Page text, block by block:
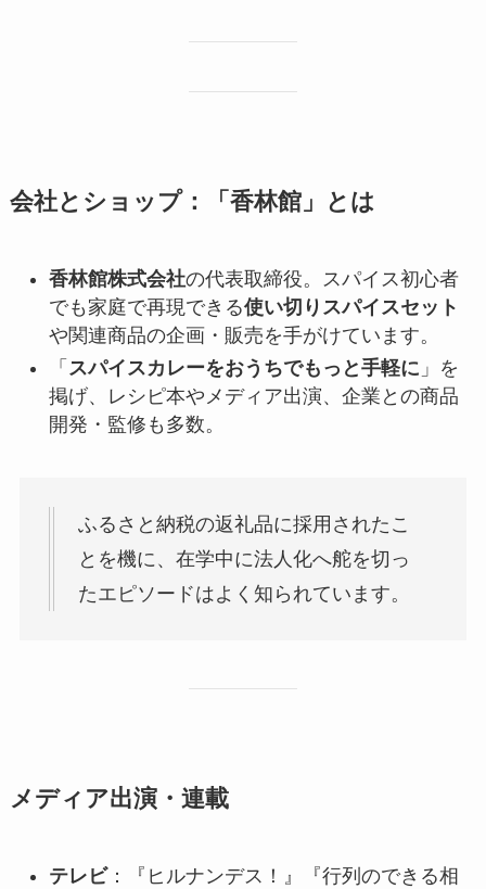
会社とショップ：「香林館」とは
香林館株式会社の代表取締役。スパイス初心者
でも家庭で再現できる使い切りスパイスセット
や関連商品の企画・販売を手がけています。
「 スパイスカレーをおうちでもっと手軽に 」を
掲げ、レシピ本やメディア出演、企業との商品
開発・監修も多数。
ふるさと納税の返礼品に採用されたこ
とを機に、在学中に法人化へ舵を切っ
たエピソードはよく知られています。
メディア出演・連載
テレビ：『ヒルナンデス！』『行列のできる相